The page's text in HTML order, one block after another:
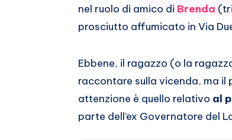
Whatsapp
nel ruolo di amico di Brenda
prosciutto affumicato in Via
Ebbene, il ragazzo (o la
raccontare sulla vicenda, ma
attenzione è quello relativo al
parte dell’ex Governatore del